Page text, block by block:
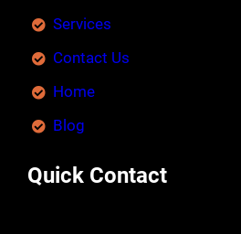
Services
Contact Us
Home
Blog
Quick Contact